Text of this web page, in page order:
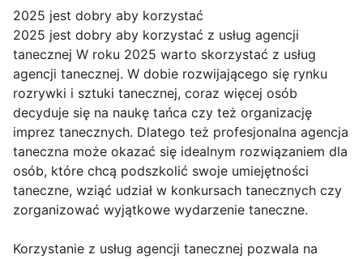
2025 jest dobry aby korzystać
2025 jest dobry aby korzystać z usług agencji
tanecznej W roku 2025 warto skorzystać z usług
agencji tanecznej. W dobie rozwijającego się rynku
rozrywki i sztuki tanecznej, coraz więcej osób
decyduje się na naukę tańca czy też organizację
imprez tanecznych. Dlatego też profesjonalna agencja
taneczna może okazać się idealnym rozwiązaniem dla
osób, które chcą podszkolić swoje umiejętności
taneczne, wziąć udział w konkursach tanecznych czy
zorganizować wyjątkowe wydarzenie taneczne.
Korzystanie z usług agencji tanecznej pozwala na